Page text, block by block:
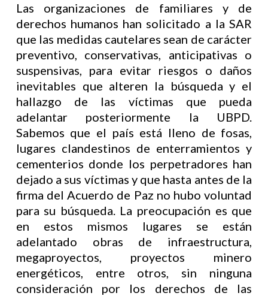
Las organizaciones de familiares y de
derechos humanos han solicitado a la SAR
que las medidas cautelares sean de carácter
preventivo, conservativas, anticipativas o
suspensivas, para evitar riesgos o daños
inevitables que alteren la búsqueda y el
hallazgo de las víctimas que pueda
adelantar posteriormente la UBPD.
Sabemos que el país está lleno de fosas,
lugares clandestinos de enterramientos y
cementerios donde los perpetradores han
dejado a sus víctimas y que hasta antes de la
firma del Acuerdo de Paz no hubo voluntad
para su búsqueda. La preocupación es que
en estos mismos lugares se están
adelantado obras de infraestructura,
megaproyectos, proyectos minero
energéticos, entre otros, sin ninguna
consideración por los derechos de las